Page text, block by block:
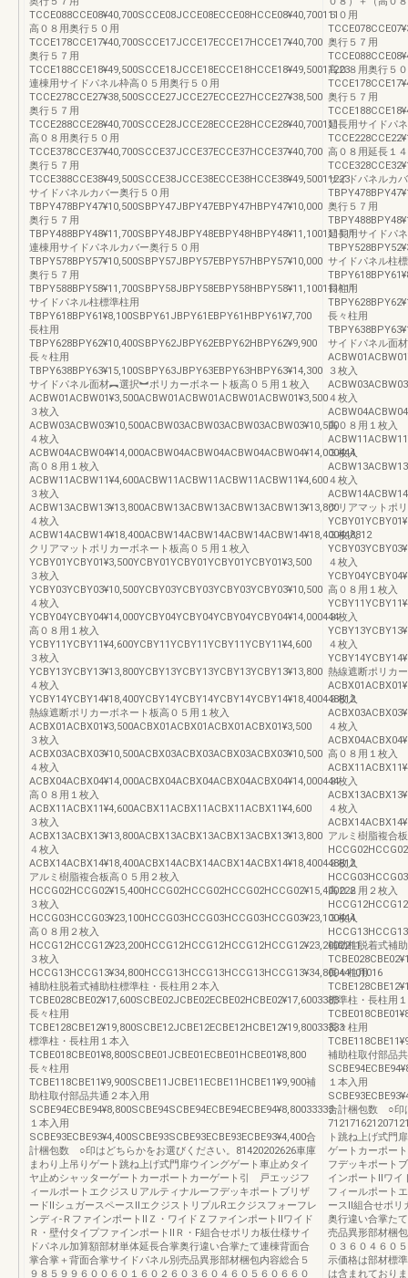
TCCE088CCE08¥40,700SCCE08JCCE08ECCE08HCCE08¥40,700111
高０８用奥行５０用
TCCE178CCE17¥40,700SCCE17JCCE17ECCE17HCCE17¥40,700
奥行５７用
TCCE188CCE18¥49,500SCCE18JCCE18ECCE18HCCE18¥49,50011223
連棟用サイドパネル枠高０５用奥行５０用
TCCE278CCE27¥38,500SCCE27JCCE27ECCE27HCCE27¥38,500
奥行５７用
TCCE288CCE28¥40,700SCCE28JCCE28ECCE28HCCE28¥40,700111
高０８用奥行５０用
TCCE378CCE37¥40,700SCCE37JCCE37ECCE37HCCE37¥40,700
奥行５７用
TCCE388CCE38¥49,500SCCE38JCCE38ECCE38HCCE38¥49,50011223
サイドパネルカバー奥行５０用
TBPY478BPY47¥10,500SBPY47JBPY47EBPY47HBPY47¥10,000
奥行５７用
TBPY488BPY48¥11,700SBPY48JBPY48EBPY48HBPY48¥11,100111111
連棟用サイドパネルカバー奥行５０用
TBPY578BPY57¥10,500SBPY57JBPY57EBPY57HBPY57¥10,000
奥行５７用
TBPY588BPY58¥11,700SBPY58JBPY58EBPY58HBPY58¥11,100111111
サイドパネル柱標準柱用
TBPY618BPY61¥8,100SBPY61JBPY61EBPY61HBPY61¥7,700
長柱用
TBPY628BPY62¥10,400SBPY62JBPY62EBPY62HBPY62¥9,900
長々柱用
TBPY638BPY63¥15,100SBPY63JBPY63EBPY63HBPY63¥14,300
サイドパネル面材︻選択︼ポリカーボネート板高０５用１枚入
ACBW01ACBW01¥3,500ACBW01ACBW01ACBW01ACBW01¥3,500
３枚入
ACBW03ACBW03¥10,500ACBW03ACBW03ACBW03ACBW03¥10,500
４枚入
ACBW04ACBW04¥14,000ACBW04ACBW04ACBW04ACBW04¥14,000444
高０８用１枚入
ACBW11ACBW11¥4,600ACBW11ACBW11ACBW11ACBW11¥4,600
３枚入
ACBW13ACBW13¥13,800ACBW13ACBW13ACBW13ACBW13¥13,800
４枚入
ACBW14ACBW14¥18,400ACBW14ACBW14ACBW14ACBW14¥18,400448812
クリアマットポリカーボネート板高０５用１枚入
YCBY01YCBY01¥3,500YCBY01YCBY01YCBY01YCBY01¥3,500
３枚入
YCBY03YCBY03¥10,500YCBY03YCBY03YCBY03YCBY03¥10,500
４枚入
YCBY04YCBY04¥14,000YCBY04YCBY04YCBY04YCBY04¥14,000444
高０８用１枚入
YCBY11YCBY11¥4,600YCBY11YCBY11YCBY11YCBY11¥4,600
３枚入
YCBY13YCBY13¥13,800YCBY13YCBY13YCBY13YCBY13¥13,800
４枚入
YCBY14YCBY14¥18,400YCBY14YCBY14YCBY14YCBY14¥18,400448812
熱線遮断ポリカーボネート板高０５用１枚入
ACBX01ACBX01¥3,500ACBX01ACBX01ACBX01ACBX01¥3,500
３枚入
ACBX03ACBX03¥10,500ACBX03ACBX03ACBX03ACBX03¥10,500
４枚入
ACBX04ACBX04¥14,000ACBX04ACBX04ACBX04ACBX04¥14,000444
高０８用１枚入
ACBX11ACBX11¥4,600ACBX11ACBX11ACBX11ACBX11¥4,600
３枚入
ACBX13ACBX13¥13,800ACBX13ACBX13ACBX13ACBX13¥13,800
４枚入
ACBX14ACBX14¥18,400ACBX14ACBX14ACBX14ACBX14¥18,400448812
アルミ樹脂複合板高０５用２枚入
HCCG02HCCG02¥15,400HCCG02HCCG02HCCG02HCCG02¥15,400222
３枚入
HCCG03HCCG03¥23,100HCCG03HCCG03HCCG03HCCG03¥23,100444
高０８用２枚入
HCCG12HCCG12¥23,200HCCG12HCCG12HCCG12HCCG12¥23,2002211
３枚入
HCCG13HCCG13¥34,800HCCG13HCCG13HCCG13HCCG13¥34,80044101016
補助柱脱着式補助柱標準柱・長柱用２本入
TCBE028CBE02¥17,600SCBE02JCBE02ECBE02HCBE02¥17,6003333
長々柱用
TCBE128CBE12¥19,800SCBE12JCBE12ECBE12HCBE12¥19,80033333
標準柱・長柱用１本入
TCBE018CBE01¥8,800SCBE01JCBE01ECBE01HCBE01¥8,800
長々柱用
TCBE118CBE11¥9,900SCBE11JCBE11ECBE11HCBE11¥9,900補
助柱取付部品共通２本入用
SCBE94ECBE94¥8,800SCBE94SCBE94ECBE94ECBE94¥8,80033333
１本入用
SCBE93ECBE93¥4,400SCBE93SCBE93ECBE93ECBE93¥4,400合
計梱包数 ○印はどちらかをお選びください。81420202626車庫
まわり上吊りゲート跳ね上げ式門扉ウイングゲート車止めタイ
ヤ止めシャッターゲートカーポートカーゲート引 戸エッジフ
ィールポートエクジスＵアルティナルーフデッキポートブリザ
ードⅡシュガースペースⅡエクジストリプルRエクジスフォーフレ
ンディ-ＲファインポートⅡＺ・ワイドＺファインポートⅡワイド
Ｒ・壁付タイプファインポートⅡＲ・F組合せポリカ板仕様サイ
ドパネル加算額部材単体延長合掌奥行違い合掌たて連棟背面合
掌合掌＋背面合掌サイドパネル別売品異形部材梱包内容総合５
９８５９９６００６０１６０２６０３６０４６０５６０６６０
５０用
奥行５７用
高０８用奥行５
奥行５７用
延長用サイドパ
高０８用延長１
サイドパネルカ
奥行５７用
延長用サイドパ
サイドパネル柱
長柱用
長々柱用
サイドパネル面
３枚入
４枚入
高０８用１枚入
３枚入
４枚入
クリアマットポ
３枚入
４枚入
高０８用１枚入
３枚入
４枚入
熱線遮断ポリカ
３枚入
４枚入
高０８用１枚入
３枚入
４枚入
アルミ樹脂複合
３枚入
高０８用２枚入
３枚入
補助柱脱着式補
長々柱用
標準柱・長柱用
長々柱用
補助柱取付部品
１本入用
合計梱包数 ○印
ト跳ね上げ式門
ゲートカーポー
フデッキポート
インポートⅡワイ
フィールポート
ースⅡ組合せポリ
奥行違い合掌た
売品異形部材梱
０３６０４６０
示価格は部材標
は含まれており